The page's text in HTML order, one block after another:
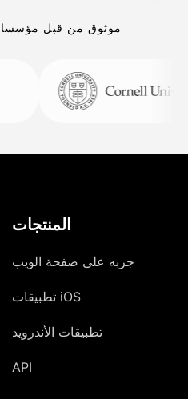
موثوق من قبل
المنتجات
جربه على صفحة الويب
تطبيقات iOS
تطبيقات الأندرويد
API